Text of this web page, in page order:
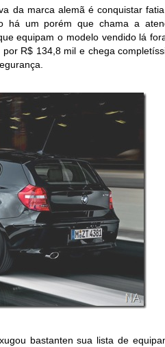
da marca alemã é conquistar
há um porém que chama a
equipam o modelo vendido lá
por R$ 134,8 mil e chega
bastanten sua lista de